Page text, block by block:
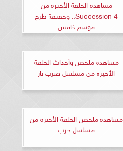
مشاهدة الحلقة الأخيرة من
Succession 4.. وحقيقة طرح
موسم خامس
مشاهدة ملخص وأحداث الحلقة
الأخيرة من مسلسل ضرب نار
مشاهدة ملخص الحلقة الأخيرة من
مسلسل حرب